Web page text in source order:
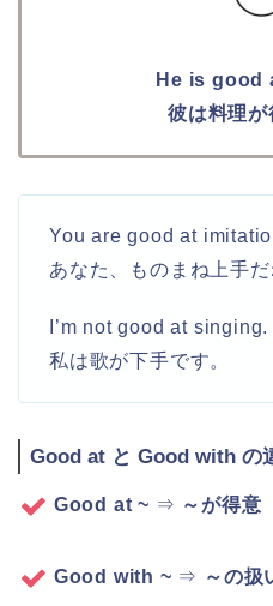
He is good
彼は料理が
You are good at
あなた、ものまね上手だ
I’m not good at singing.
私は歌が下手です。
Good at と Good with の
Good at ~ ⇒ ～が得意
Good with ~ ⇒ ～の扱